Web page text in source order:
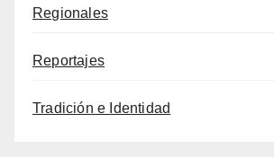
Regionales
Reportajes
Tradición e Identidad